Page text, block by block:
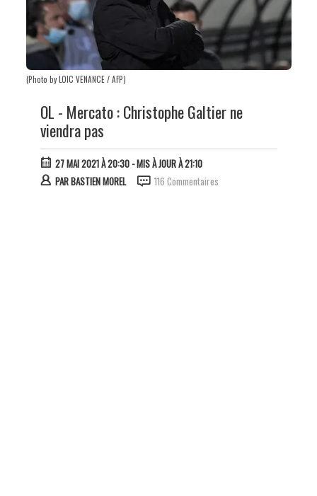
(Photo by LOIC VENANCE / AFP)
OL - Mercato : Christophe Galtier ne
viendra pas
27 MAI 2021 À 20:30- MIS À JOUR À 21:10
PARBASTIEN MOREL 116 Commentaires